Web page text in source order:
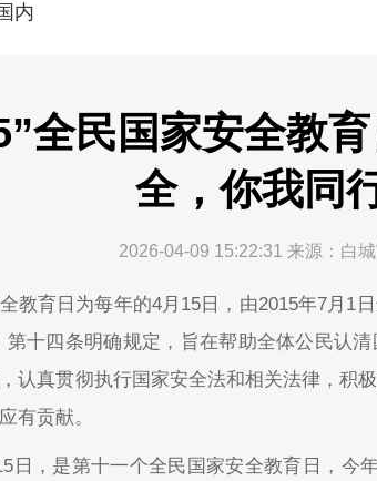
内
全民国家安全教
全，你我同
2026-04-09 15:22:31 来源：白
教育日为每年的4月15日，由2015年7月1
第十四条明确规定，旨在帮助全体公民认
认真贯彻执行国家安全法和相关法律，积
有贡献。
日，是第十一个全民国家安全教育日，今